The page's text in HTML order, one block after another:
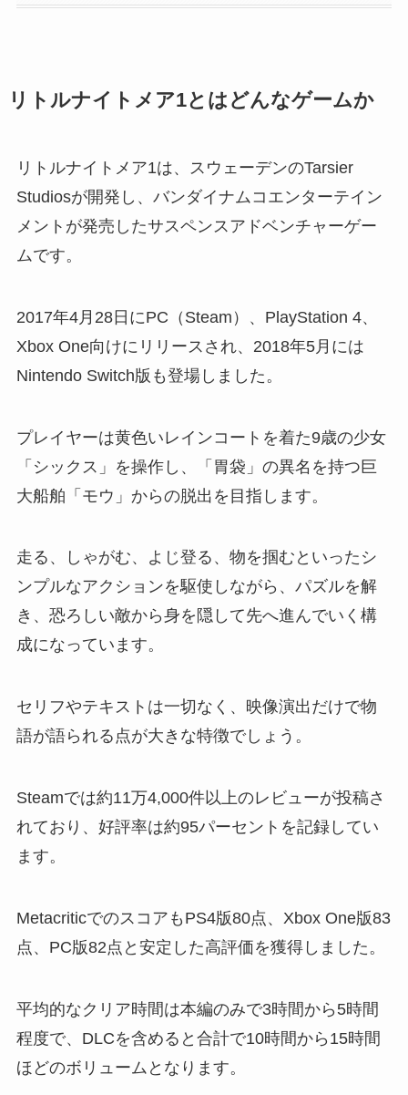
リトルナイトメア1とはどんなゲームか
リトルナイトメア1は、スウェーデンのTarsier
Studiosが開発し、バンダイナムコエンターテイン
メントが発売したサスペンスアドベンチャーゲー
ムです。
2017年4月28日にPC（Steam）、PlayStation 4、
Xbox One向けにリリースされ、2018年5月には
Nintendo Switch版も登場しました。
プレイヤーは黄色いレインコートを着た9歳の少女
「シックス」を操作し、「胃袋」の異名を持つ巨
大船舶「モウ」からの脱出を目指します。
走る、しゃがむ、よじ登る、物を掴むといったシ
ンプルなアクションを駆使しながら、パズルを解
き、恐ろしい敵から身を隠して先へ進んでいく構
成になっています。
セリフやテキストは一切なく、映像演出だけで物
語が語られる点が大きな特徴でしょう。
Steamでは約11万4,000件以上のレビューが投稿さ
れており、好評率は約95パーセントを記録してい
ます。
MetacriticでのスコアもPS4版80点、Xbox One版83
点、PC版82点と安定した高評価を獲得しました。
平均的なクリア時間は本編のみで3時間から5時間
程度で、DLCを含めると合計で10時間から15時間
ほどのボリュームとなります。